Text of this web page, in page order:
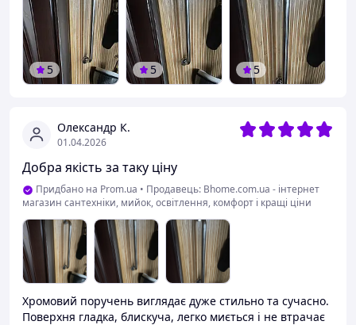
Олександр К.
01.04.2026
Добра якість за таку ціну
Придбано на Prom.ua • Продавець: Bhome.com.ua - інтернет
магазин сантехніки, мийок, освітлення, комфорт і кращі ціни
Хромовий поручень виглядає дуже стильно та сучасно.
Поверхня гладка, блискуча, легко миється і не втрачає
5 5 5